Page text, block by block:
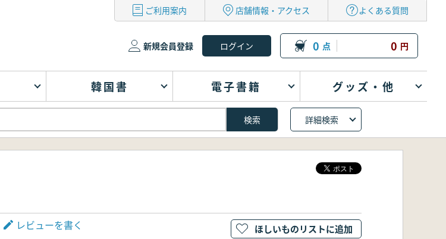
ご利用案内 店舗情報・アクセス よくある質問
新規会員登録 0 点 0 円
韓国書 電子書籍 グッズ・他
詳細検索
レビューを書く
ほしいものリストに追加